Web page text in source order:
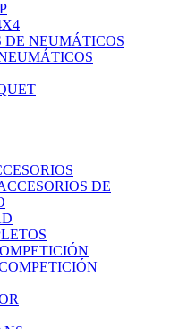
DE NEUMÁTICOS
DE